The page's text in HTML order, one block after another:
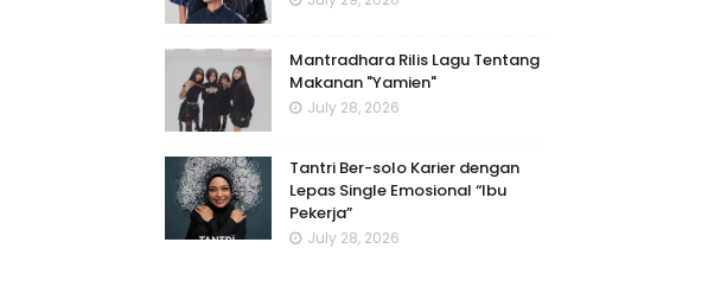
Mantradhara Rilis Lagu Tentang
Makanan "Yamien"
July 28, 2026
Tantri Ber-solo Karier dengan
Lepas Single Emosional “Ibu
Pekerja”
July 28, 2026